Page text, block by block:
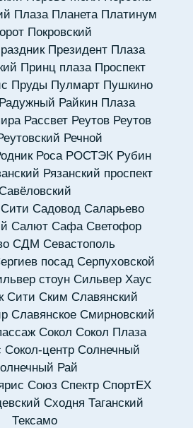
Плаза Планета Платинум
Покровский
Президент Плаза
Принц плаза Проспект
Пруды Пулмарт Пушкино
Радужный Райкин Плаза
Рассвет Реутов Реутов
Речной
Роса РОСТЭК Рубин
Рязанский проспект
Садовод Саларьево
Салют Сафа Светофор
СДМ Севастополь
посад Серпуховской
стоун Сильвер Хаус
Сити Ским Славянский
Славянское Смирновский
Сокол Сокол Плаза
Сокол-центр Солнечный
Рай
Союз Спектр СпортЕХ
Сходня Таганский
Тексамо